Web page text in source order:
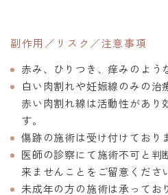
副作用／リスク／注意事項
赤み、ひりつき、痒みのよう
白い肉割れや妊娠線のみの治
赤い肉割れ線は活動性があり
す。
傷跡の施術は受け付けており
医師の診察にて施術不可と判
来ませんことをご留意くださ
未成年の方の施術は承ってお